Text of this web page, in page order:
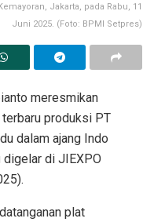
Jakarta, pada Rabu, 11
Juni 2025. (Foto: BPMI Setpres)
meresmikan
produksi PT
dalam ajang Indo
di JIEXPO
plat